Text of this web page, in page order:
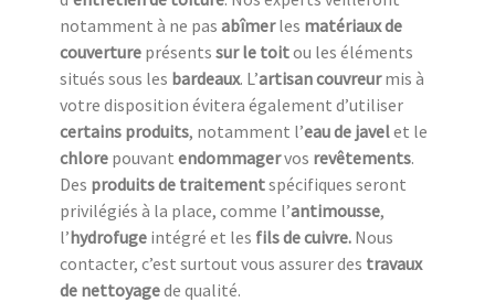
notamment à ne pas abîmerles matériaux de
couverture présents sur le toitou les éléments
situés sous les bardeaux. L’artisan couvreurmis à
votre disposition évitera également d’utiliser
certains produits, notamment l’eau de javelet le
chlore pouvant endommagervos revêtements.
Des produits de traitementspécifiques seront
privilégiés à la place, comme l’antimousse,
l’hydrofuge intégré et les fils de cuivre. Nous
contacter, c’est surtout vous assurer des travaux
de nettoyagede qualité.